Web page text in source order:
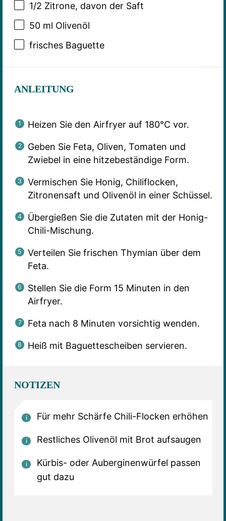
1/2 Zitrone, davon der Saft
50ml Olivenöl
frisches Baguette
ANLEITUNG
Heizen Sie den Airfryer auf 180°C vor.
Geben Sie Feta, Oliven, Tomaten und
Zwiebel in eine hitzebeständige Form.
Vermischen Sie Honig, Chiliflocken,
Zitronensaft und Olivenöl in einer Schüssel.
Übergießen Sie die Zutaten mit der Honig-
Chili-Mischung.
Verteilen Sie frischen Thymian über dem
Feta.
Stellen Sie die Form 15 Minuten in den
Airfryer.
Feta nach 8 Minuten vorsichtig wenden.
Heiß mit Baguettescheiben servieren.
NOTIZEN
Für mehr Schärfe Chili-Flocken erhöhen
Restliches Olivenöl mit Brot aufsaugen
Kürbis- oder Auberginenwürfel passen
gut dazu